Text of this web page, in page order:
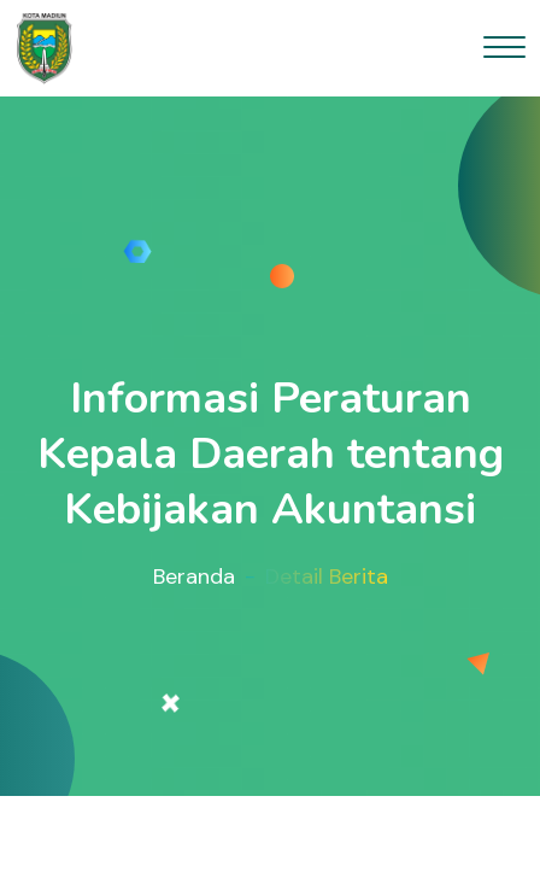
Informasi Peraturan
Kepala Daerah tentang
Kebijakan Akuntansi
Beranda Detail Berita